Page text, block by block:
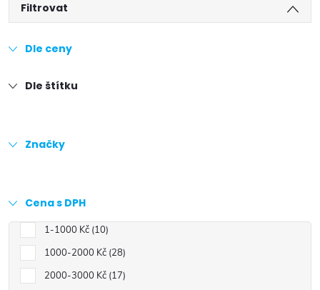
Filtrovat
Dle ceny
Dle štítku
Značky
Cena s DPH
1-1000 Kč 10
1000-2000 Kč 28
2000-3000 Kč 17